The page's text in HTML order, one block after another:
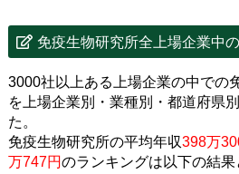
免疫生物研究所全上場企業中
3000社以上ある上場企業の中での
を上場企業別・業種別・都道府県
た。
免疫生物研究所の平均年収398万
万747円のランキングは以下の結果